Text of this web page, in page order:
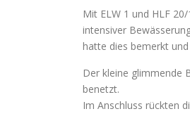
Mit ELW 1 und HLF
intensiver
hatte dies bemerkt
Der kleine glimmende
benetzt.
Im Anschluss rückten